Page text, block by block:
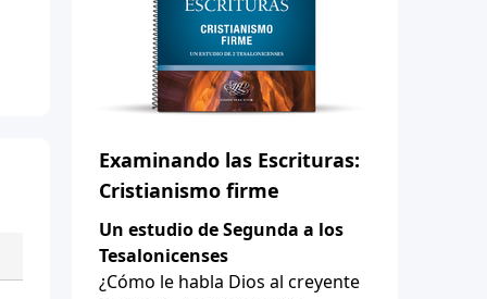
Examinando las Escrituras:
Cristianismo firme
Un estudio de Segunda a los
Tesalonicenses
¿Cómo le habla Dios al creyente